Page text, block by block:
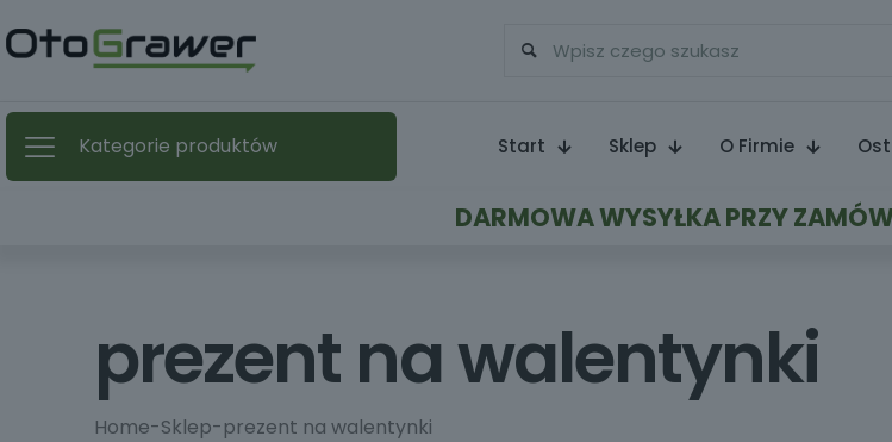
Kategorie produktów Start Sklep O Firmie
DARMOWA WYSYŁKA PRZY
prezent na walentynki
Home-Sklep-prezent na walentynki